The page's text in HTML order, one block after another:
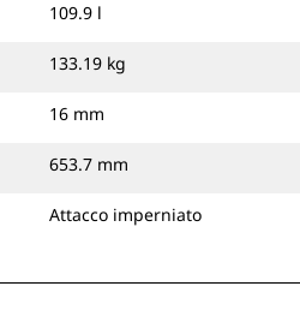
109.9 l
133.19 kg
16 mm
653.7 mm
Attacco imperniato